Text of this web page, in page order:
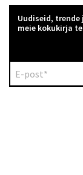
Uudiseid,
meie kokukirja
E-post*